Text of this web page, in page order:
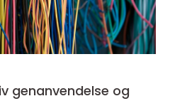
genanvendelse og